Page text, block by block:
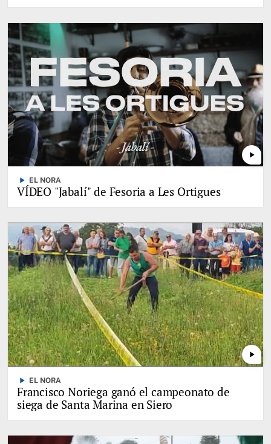
play_arrow
play_arrow EL NORA
VÍDEO "Jabalí" de Fesoria a Les Ortigues
play_arrow
play_arrow EL NORA
Francisco Noriega ganó el campeonato de
siega de Santa Marina en Siero